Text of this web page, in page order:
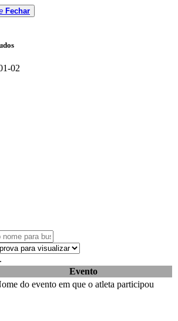
Fechar
02
Evento
do evento em que o atleta participou